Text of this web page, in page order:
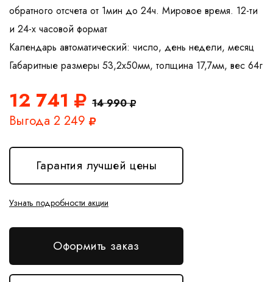
обратного отсчета от 1мин до 24ч. Мировое время. 12-ти
и 24-х часовой формат
Календарь автоматический: число, день недели, месяц
12 741 14 990
Выгода 2 249
Гарантия лучшей цены
Узнать подробности акции
Оформить заказ